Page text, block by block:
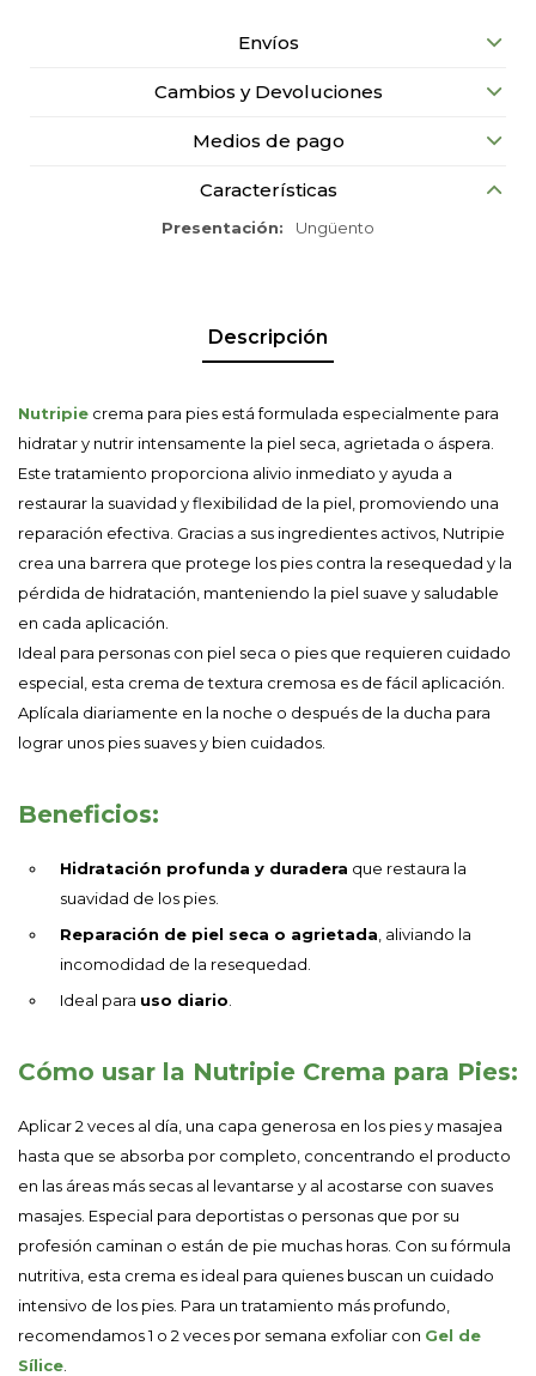
Envíos
Cambios y Devoluciones
Medios de pago
Características
Presentación Ungüento
Descripción
Nutripie crema para pies está formulada especialmente para
hidratar y nutrir intensamente la piel seca, agrietada o áspera.
Este tratamiento proporciona alivio inmediato y ayuda a
restaurar la suavidad y flexibilidad de la piel, promoviendo una
reparación efectiva. Gracias a sus ingredientes activos, Nutripie
crea una barrera que protege los pies contra la resequedad y la
pérdida de hidratación, manteniendo la piel suave y saludable
en cada aplicación.
Ideal para personas con piel seca o pies que requieren cuidado
especial, esta crema de textura cremosa es de fácil aplicación.
Aplícala diariamente en la noche o después de la ducha para
lograr unos pies suaves y bien cuidados.
Beneficios:
Hidratación profunda y duradera que restaura la
suavidad de los pies.
Reparación de piel seca o agrietada , aliviando la
incomodidad de la resequedad.
Ideal para uso diario
Cómo usar la Nutripie Crema para Pies:
Aplicar 2 veces al día, una capa generosa en los pies y masajea
hasta que se absorba por completo, concentrando el producto
en las áreas más secas al levantarse y al acostarse con suaves
masajes. Especial para deportistas o personas que por su
profesión caminan o están de pie muchas horas. Con su fórmula
nutritiva, esta crema es ideal para quienes buscan un cuidado
intensivo de los pies. Para un tratamiento más profundo,
recomendamos 1 o 2 veces por semana exfoliar con Gel de
Sílice